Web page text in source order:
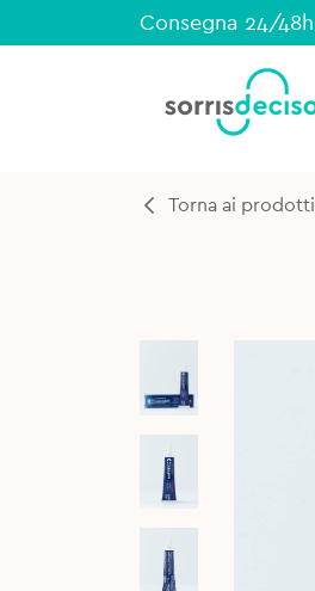
Consegna 24/48h
Torna ai prodotti